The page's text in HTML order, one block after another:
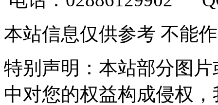
本站信息仅供参考 不能
特别声明：本站部分图
中对您的权益构成侵权